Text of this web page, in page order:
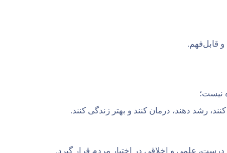
قابل‌فهم.
نیست؛
رشد دهند، درمان کنند و بهتر زندگی کنند.
علمی و اخلاقی در اختیار مردم قرار گیرد.